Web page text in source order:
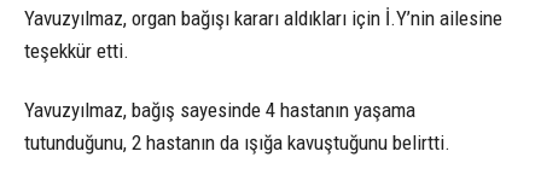
Yavuzyılmaz, organ bağışı kararı aldıkları için İ.Y’nin ailesine
teşekkür etti.
Yavuzyılmaz, bağış sayesinde 4 hastanın yaşama
tutunduğunu, 2 hastanın da ışığa kavuştuğunu belirtti.